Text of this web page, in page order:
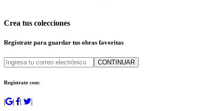
Crea tus colecciones
Regístrate para guardar tus obras favoritas
CONTINUAR
Regístrate con:
| | | |